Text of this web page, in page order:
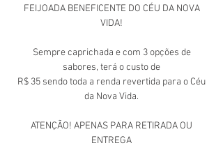
FEIJOADA BENEFICENTE DO CÉU DA NOVA
VIDA!
Sempre caprichada e com 3 opções de
sabores, terá o custo de
R$ 35 sendo toda a renda revertida para o Céu
da Nova Vida.
ATENÇÃO! APENAS PARA RETIRADA OU
ENTREGA